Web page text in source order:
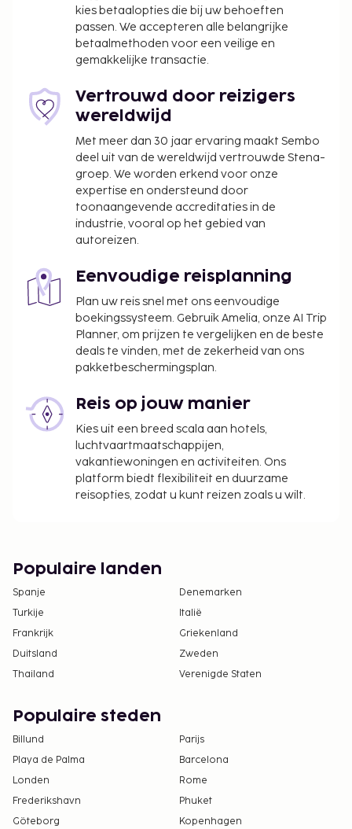
Andere kenmerken van dit hotel zijn een televisie in
de gemeenschappelijke ruimte en een
receptieruimte. Geniet van een maaltijd in het
restaurant of blijf op je kamer en profiteer in dit
hotel van de roomservice (beperkte tijden).
De volgende kosten dienen bij de accommodatie te
toepasselijke belastingen zijn:
Toeslag voor Oudejaarsavond-galadiner (31
december) per volwassene: INR 1500
Kindertarief voor Oudejaarsavond-galadiner (31
december): INR 1200 (voor kinderen van 5 tot 12
Je dient de borgsom binnen 24 uur na het
boeken te betalen via bankoverschrijving.
We hebben alle kosten vermeld die de
accommodatie aan ons heeft doorgegeven.
Toeslag voor extra bed: INR 1000.0 per dag
Brandhouttoeslag: INR 1500 per nacht
De accommodatie berekent een toeslag van 2
procent op betalingen met een creditcard
Deze lijst is mogelijk niet volledig. Toeslagen en
borgsommen zijn mogelijk excl. btw en kunnen
Informeer rechtstreeks bij de accommodatie
via de contactgegevens in de
boekingsbevestiging.
kies betaalopties die bij uw behoeften
passen. We accepteren alle belangrijke
betaalmethoden voor een veilige en
gemakkelijke transactie.
Vertrouwd door reizigers
wereldwijd
Met meer dan 30 jaar ervaring maakt Sembo
deel uit van de wereldwijd vertrouwde Stena-
groep. We worden erkend voor onze
expertise en ondersteund door
toonaangevende accreditaties in de
industrie, vooral op het gebied van
autoreizen.
Eenvoudige reisplanning
Plan uw reis snel met ons eenvoudige
boekingssysteem. Gebruik Amelia, onze AI Trip
Planner, om prijzen te vergelijken en de beste
deals te vinden, met de zekerheid van ons
pakketbeschermingsplan.
Reis op jouw manier
Kies uit een breed scala aan hotels,
luchtvaartmaatschappijen,
vakantiewoningen en activiteiten. Ons
platform biedt flexibiliteit en duurzame
reisopties, zodat u kunt reizen zoals u wilt.
Populaire landen
Spanje
Denemarken
Turkije
Italië
Frankrijk
Griekenland
Duitsland
Zweden
Thailand
Verenigde Staten
Populaire steden
Billund
Parijs
Playa de Palma
Barcelona
Londen
Rome
Frederikshavn
Phuket
Göteborg
Kopenhagen